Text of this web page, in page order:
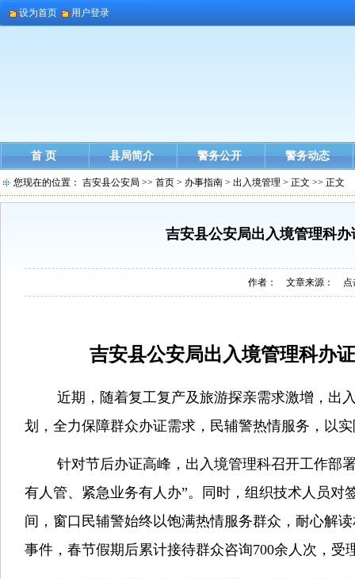
设为首页 用户登录
首 页 县局简介 警务公开 警务动态
您现在的位置： 吉安县公安局 >> 首页 > 办事指南 > 出入境管理 > 正文 >> 正文
吉安县公安局出入境管理科
作者： 文章来源： 点
吉安县公安局出入境管理科办
近期， 随着复工复产及旅游探亲需求激增，出
划，全力保障群众办证需求，民辅警热情服务，以
针对节后办证高峰，出入境管理科召开工作部
有人管、紧急业务有人办”。同时，组织技术人员
间，窗口民辅警始终以饱满热情服务群众，耐心解
事件，春节假期后累计接待群众咨询700余人次，受